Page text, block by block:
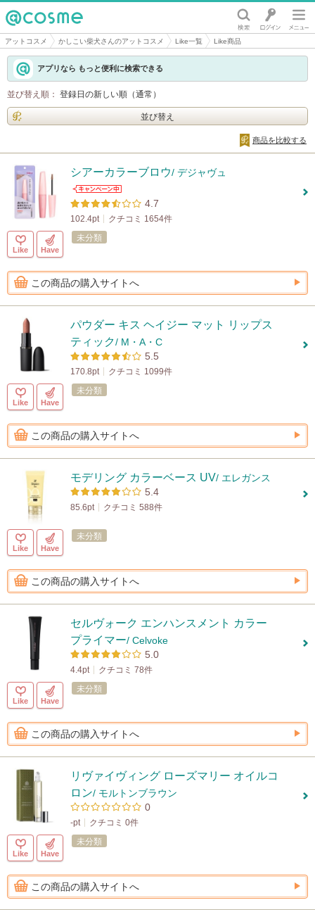
@cosme
アットコスメ かしこい柴犬さんのアットコスメ Like一覧 Like商品
アプリなら もっと便利に検索できる
並び替え順： 登録日の新しい順（通常）
並び替え
商品を比較する
シアーカラーブロウ/ デジャヴュ
4.7
102.4pt クチコミ 1654件
Like Have
未分類
この商品の購入サイトへ
パウダー キス ヘイジー マット リップス
ティック/ M・A・C
5.5
170.8pt クチコミ 1099件
Like Have
未分類
この商品の購入サイトへ
モデリング カラーベース UV/ エレガンス
5.4
85.6pt クチコミ 588件
Like Have
未分類
この商品の購入サイトへ
セルヴォーク エンハンスメント カラー
プライマー/ Celvoke
5.0
4.4pt クチコミ 78件
Like Have
未分類
この商品の購入サイトへ
リヴァイヴィング ローズマリー オイルコ
ロン/ モルトンブラウン
0
-pt クチコミ 0件
Like Have
未分類
この商品の購入サイトへ